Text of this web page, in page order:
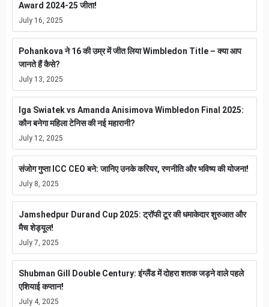
Award 2024-25 जीता!
July 16, 2025
Pohankova ने 16 की उम्र में जीत लिया Wimbledon Title – क्या आप
जानते हैं कैसे?
July 13, 2025
Iga Swiatek vs Amanda Anisimova Wimbledon Final 2025:
कौन बनेगा महिला टेनिस की नई महारानी?
July 12, 2025
संजोग गुप्ता ICC CEO बने: जानिए उनके करियर, रणनीति और भविष्य की योजना!
July 8, 2025
Jamshedpur Durand Cup 2025: ट्रॉफी टूर की धमाकेदार शुरुआत और
मैच शेड्यूल!
July 7, 2025
Shubman Gill Double Century: इंग्लैंड में दोहरा शतक जड़ने वाले पहले
एशियाई कप्तान!
July 4, 2025